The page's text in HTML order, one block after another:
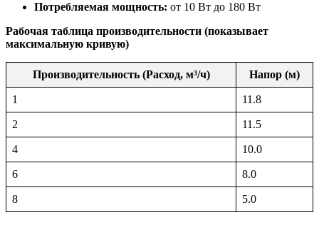
Потребляемая мощность: от 10 Вт до 180 Вт
Рабочая таблица производительности (показывает
максимальную кривую)
Производительность (Расход, м³/ч) Напор (м)
1 11.8
2 11.5
4 10.0
6 8.0
8 5.0